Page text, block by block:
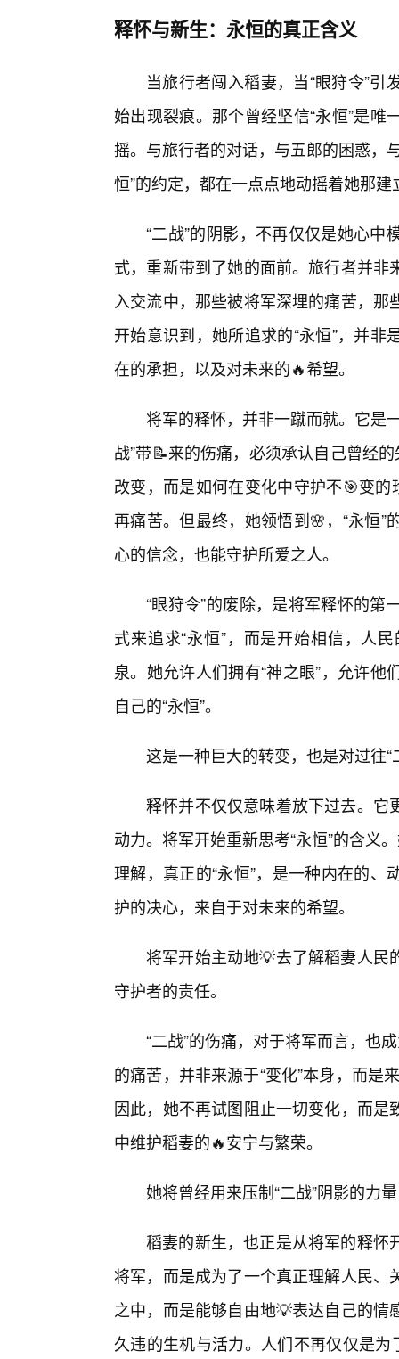
释怀与新生：永恒的真正含义
当旅行者闯入稻妻，当“眼狩令”
始出现裂痕。那个曾经坚信“永恒”是
摇。与旅行者的对话，与五郎的困惑，
恒”的约定，都在一点点地动摇着她那建
“二战”的阴影，不再仅仅是她心
式，重新带到了她的面前。旅行者并
入交流中，那些被将军深埋的痛苦，
开始意识到，她所追求的“永恒”，并
在的承担，以及对未来的🔥希望。
将军的释怀，并非一蹴而就。它是
战”带📝来的伤痛，必须承认自己曾经
改变，而是如何在变化中守护不🎯变
再痛苦。但最终，她领悟到🌸，“永恒
心的信念，也能守护所爱之人。
“眼狩令”的废除，是将军释怀的
式来追求“永恒”，而是开始相信，人
泉。她允许人们拥有“神之眼”，允许
自己的“永恒”。
这是一种巨大的转变，也是对过往
释怀并不仅仅意味着放下过去。它
动力。将军开始重新思考“永恒”的含义
理解，真正的“永恒”，是一种内在的
护的决心，来自于对未来的希望。
将军开始主动地💡去了解稻妻人民
守护者的责任。
“二战”的伤痛，对于将军而言，也
的痛苦，并非来源于“变化”本身，而是
因此，她不再试图阻止一切变化，而
中维护稻妻的🔥安宁与繁荣。
她将曾经用来压制“二战”阴影的力
稻妻的新生，也正是从将军的释怀
将军，而是成为了一个真正理解人民
之中，而是能够自由地💡表达自己的
久违的生机与活力。人们不再仅仅是